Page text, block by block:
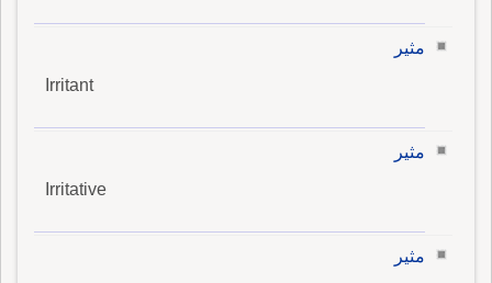
مثير
Irritant
مثير
Irritative
مثير